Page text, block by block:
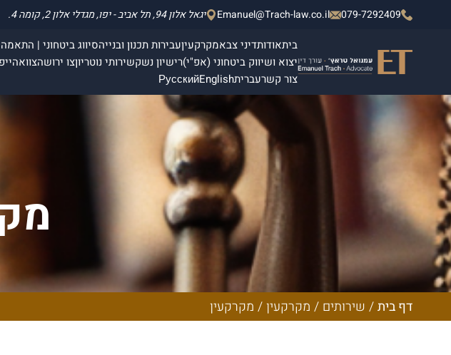
079-7292409
Emanuel@Trach-law.co.il יגאל אלון 94, תל אביב - יפו, מגדלי אלון 2, קומה 4.
ביתאודותדיני צבאמקרקעיןעבירות תכנון ובנייהסיווג ביטחוני |
יצוא ושיווק ביטחוני (אפ"י)רישיון נשקשירותי נוטריוןצו ירושהצוואה
צור קשרעבריתEnglish
Русский
דף בית/ שירותים / מקרקעין/ מקרקעין